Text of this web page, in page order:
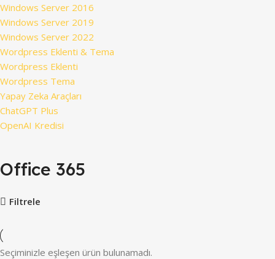
Windows Server 2016
Windows Server 2019
Windows Server 2022
Wordpress Eklenti & Tema
Wordpress Eklenti
Wordpress Tema
Yapay Zeka Araçları
ChatGPT Plus
OpenAI Kredisi
Office 365
Filtrele
Seçiminizle eşleşen ürün bulunamadı.